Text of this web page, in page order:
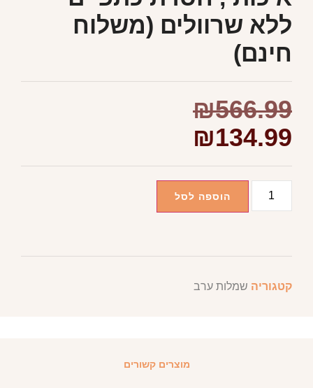
ללא שרוולים (משלוח
חינם)
₪566.99
₪134.99
הוספה לסל
קטגוריה שמלות ערב
מוצרים קשורים